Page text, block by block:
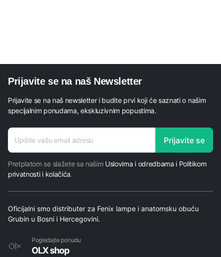
Prijavite se na naš Newsletter
Prijavite se na naš newsletter i budite prvi koji će saznati o našim
specijalnim ponudama, ekskluzivnim popustima.
E-mail
E-mail
Prijavite se
Pretplatom se slažete sa našim Uslovima i odredbama i Politikom
privatnosti i kolačića.
Oficijalni smo distributer za Fenix lampe i anatomsku obuću
Grubin u Bosni i Hercegovini.
Pogledajte ponudu
OLX shop